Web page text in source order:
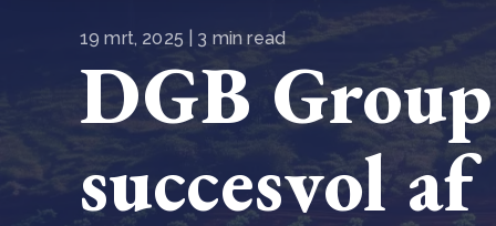
19 mrt, 2025 | 3 min read
DGB
succesvol af